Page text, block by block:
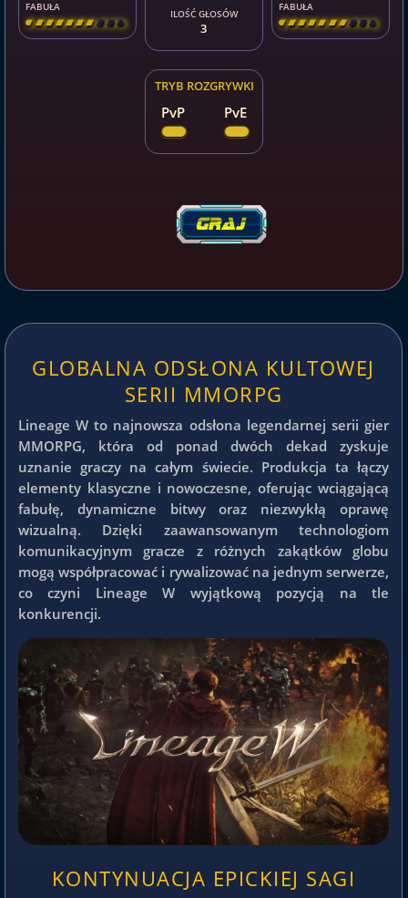
TRYB ROZGRYWKI
PvP PvE
ILOŚĆ GŁOSÓW
3
FABUŁA
[ \ \ \ \ \ \ \ \ ]
FABUŁA
[ \ \ \ \ \ \ \ \ ]
GLOBALNA ODSŁONA KULTOWEJ
SERII MMORPG
Lineage W to najnowsza odsłona legendarnej serii gier
MMORPG, która od ponad dwóch dekad zyskuje
uznanie graczy na całym świecie. Produkcja ta łączy
elementy klasyczne i nowoczesne, oferując wciągającą
fabułę, dynamiczne bitwy oraz niezwykłą oprawę
wizualną. Dzięki zaawansowanym technologiom
komunikacyjnym gracze z różnych zakątków globu
mogą współpracować i rywalizować na jednym serwerze,
co czyni Lineage W wyjątkową pozycją na tle
konkurencji.
KONTYNUACJA EPICKIEJ SAGI